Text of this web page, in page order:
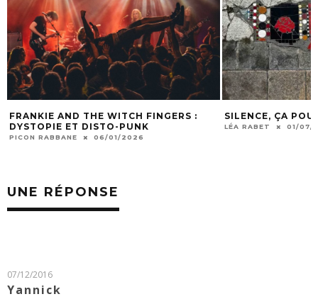
: SILENCE, ÇA POUSSE… DANS LE BITUME
LÉA RABET 01/07/2025
LES
ÉTÉ EN BFC
UNE RÉPONSE
07/12/2016
Yannick